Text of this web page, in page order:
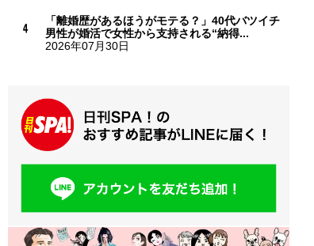
「離婚歴があるほうがモテる？」40代バツイチ
男性が婚活で女性から支持される“納得...
2026年07月30日